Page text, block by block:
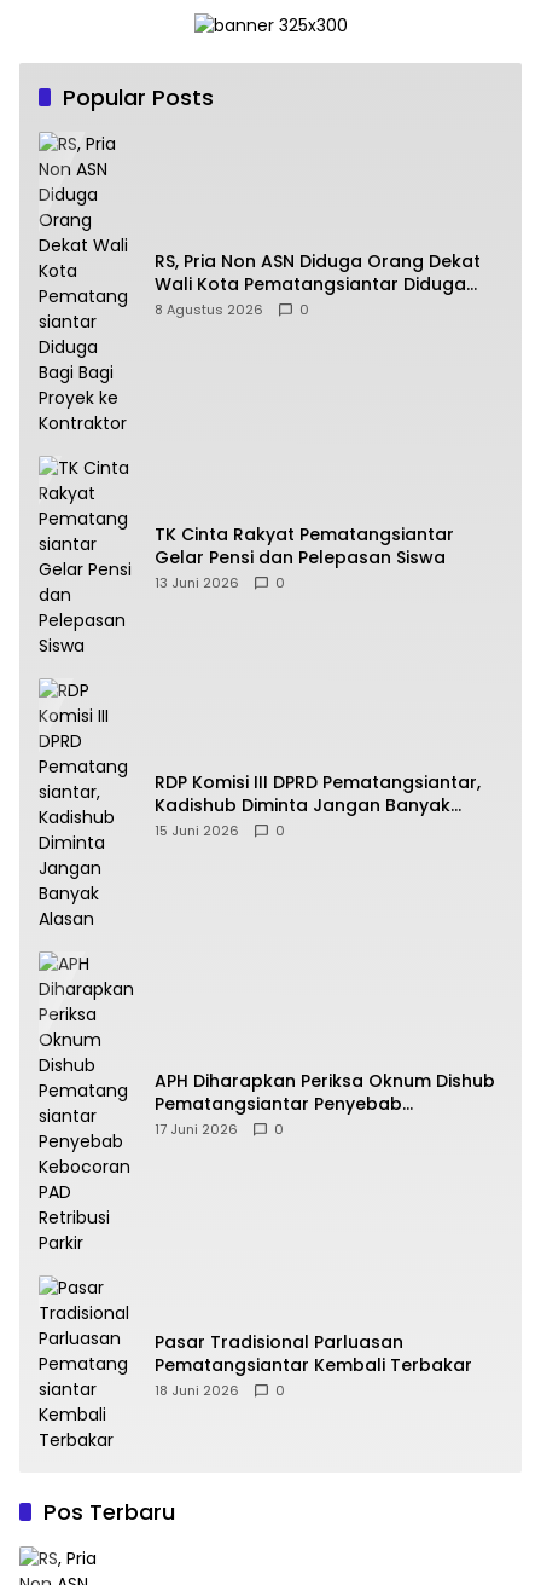
Popular Posts
RS, Pria Non ASN Diduga Orang Dekat
Wali Kota Pematangsiantar Diduga
Bagi Bagi Proyek ke Kontraktor
8 Agustus 2026 0
TK Cinta Rakyat Pematangsiantar
Gelar Pensi dan Pelepasan Siswa
13 Juni 2026 0
RDP Komisi III DPRD Pematangsiantar,
Kadishub Diminta Jangan Banyak
Alasan
15 Juni 2026 0
APH Diharapkan Periksa Oknum Dishub
Pematangsiantar Penyebab
Kebocoran PAD Retribusi Parkir
17 Juni 2026 0
Pasar Tradisional Parluasan
Pematangsiantar Kembali Terbakar
18 Juni 2026 0
Pos Terbaru